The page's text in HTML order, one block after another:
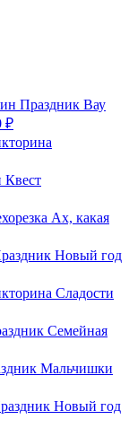
Праздник Вау
₽
Квест
Ах, какая
Новый год
Сладости
Семейная
Мальчишки
Новый год